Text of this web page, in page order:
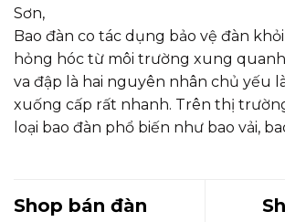
Sơn,
Bao đàn co tác dụng bảo vệ đàn
hỏng hóc từ môi trường xung
va đập là hai nguyên nhân chủ yếu
xuống cấp rất nhanh. Trên thị
loại bao đàn phổ biến như bao vải,
Shop bán đàn